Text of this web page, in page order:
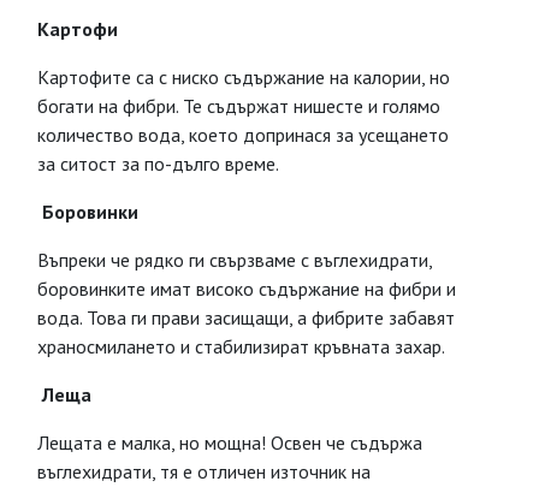
Картофи
Картофите са с ниско съдържание на калории, но
богати на фибри. Те съдържат нишесте и голямо
количество вода, което допринася за усещането
за ситост за по-дълго време.
Боровинки
Въпреки че рядко ги свързваме с въглехидрати,
боровинките имат високо съдържание на фибри и
вода. Това ги прави засищащи, а фибрите забавят
храносмилането и стабилизират кръвната захар.
Леща
Лещата е малка, но мощна! Освен че съдържа
въглехидрати, тя е отличен източник на